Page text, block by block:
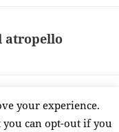
atropello
éramos»)
your experience.
can opt-out if you